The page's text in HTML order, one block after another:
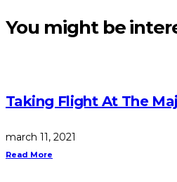
You might be
Taking Flight At The
march 11, 2021
Read More